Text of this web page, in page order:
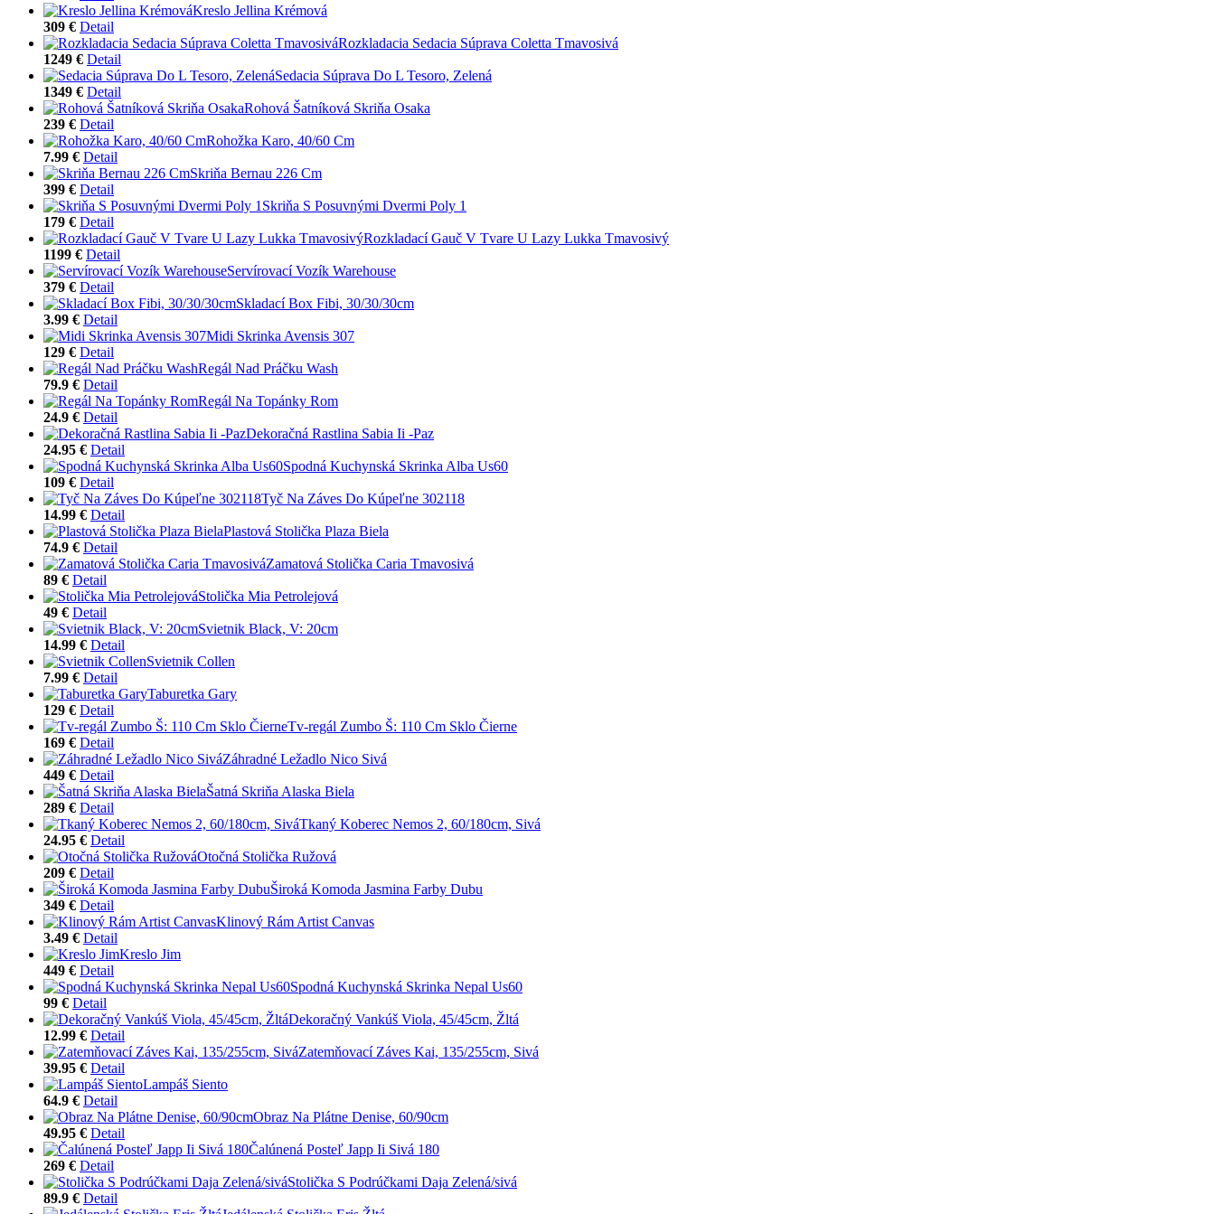
Kreslo Jellina Krémová
309 € Detail
Rozkladacia Sedacia Súprava Coletta Tmavosivá
1249 € Detail
Sedacia Súprava Do L Tesoro, Zelená
1349 € Detail
Rohová Šatníková Skriňa Osaka
239 € Detail
Rohožka Karo, 40/60 Cm
7.99 € Detail
Skriňa Bernau 226 Cm
399 € Detail
Skriňa S Posuvnými Dvermi Poly 1
179 € Detail
Rozkladací Gauč V Tvare U Lazy Lukka Tmavosivý
1199 € Detail
Servírovací Vozík Warehouse
379 € Detail
Skladací Box Fibi, 30/30/30cm
3.99 € Detail
Midi Skrinka Avensis 307
129 € Detail
Regál Nad Práčku Wash
79.9 € Detail
Regál Na Topánky Rom
24.9 € Detail
Dekoračná Rastlina Sabia Ii -Paz
24.95 € Detail
Spodná Kuchynská Skrinka Alba Us60
109 € Detail
Tyč Na Záves Do Kúpeľne 302118
14.99 € Detail
Plastová Stolička Plaza Biela
74.9 € Detail
Zamatová Stolička Caria Tmavosivá
89 € Detail
Stolička Mia Petrolejová
49 € Detail
Svietnik Black, V: 20cm
14.99 € Detail
Svietnik Collen
7.99 € Detail
Taburetka Gary
129 € Detail
Tv-regál Zumbo Š: 110 Cm Sklo Čierne
169 € Detail
Záhradné Ležadlo Nico Sivá
449 € Detail
Šatná Skriňa Alaska Biela
289 € Detail
Tkaný Koberec Nemos 2, 60/180cm, Sivá
24.95 € Detail
Otočná Stolička Ružová
209 € Detail
Široká Komoda Jasmina Farby Dubu
349 € Detail
Klinový Rám Artist Canvas
3.49 € Detail
Kreslo Jim
449 € Detail
Spodná Kuchynská Skrinka Nepal Us60
99 € Detail
Dekoračný Vankúš Viola, 45/45cm, Žltá
12.99 € Detail
Zatemňovací Záves Kai, 135/255cm, Sivá
39.95 € Detail
Lampáš Siento
64.9 € Detail
Obraz Na Plátne Denise, 60/90cm
49.95 € Detail
Čalúnená Posteľ Japp Ii Sivá 180
269 € Detail
Stolička S Podrúčkami Daja Zelená/sivá
89.9 € Detail